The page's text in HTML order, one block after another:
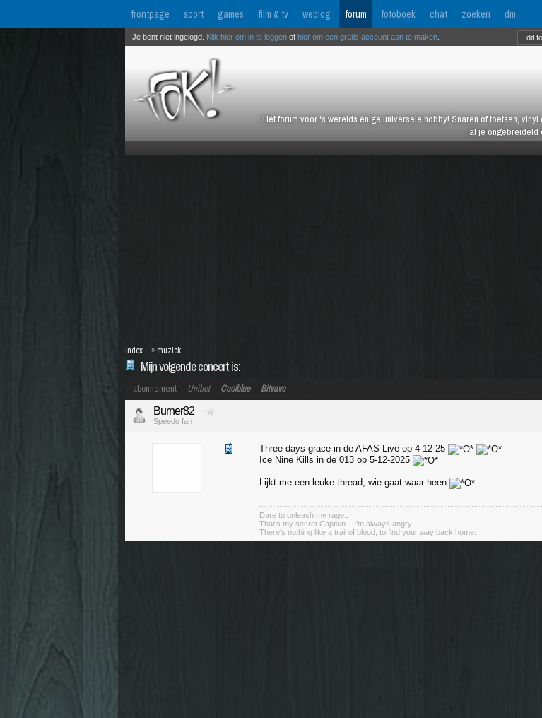
frontpage sport games film & tv weblog forum fotoboek chat zoeken dm
Het forum voor 's werelds enige universele hobby! Snaren of toetsen,
al je ongebreideld
Je bent niet ingelogd. Klik hier om in te loggen of hier om een gratis account aan te maken
Mijn volgende concert is:
Index » muziek
abonnement Unibet Coolblue Bitvavo
Burner82
Speedo fan
Three days grace in de AFAS Live op 4-12-25
Ice Nine Kills in de 013 op 5-12-2025
Lijkt me een leuke thread, wie gaat waar heen
Dare to unleash my rage..
That's my secret Captain... I'm always angry...
There's nothing like a trail of blood, to find your way back home.